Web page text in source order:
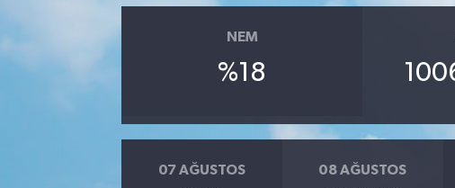
NEM
%18
07 AĞUSTOS 08 AĞUSTOS